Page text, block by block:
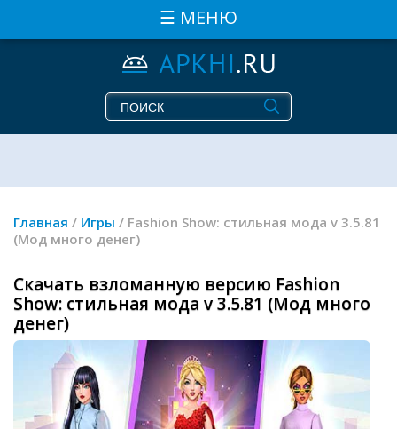
☰ МЕНЮ
Главная / Игры / Fashion Show: стильная мода v 3.5.81
(Мод много денег)
Скачать взломанную версию Fashion
Show: стильная мода v 3.5.81 (Мод много
денег)